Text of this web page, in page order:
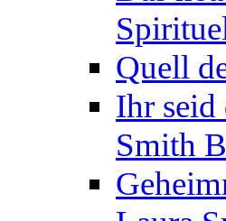
Quell
Ihr seid
Smith